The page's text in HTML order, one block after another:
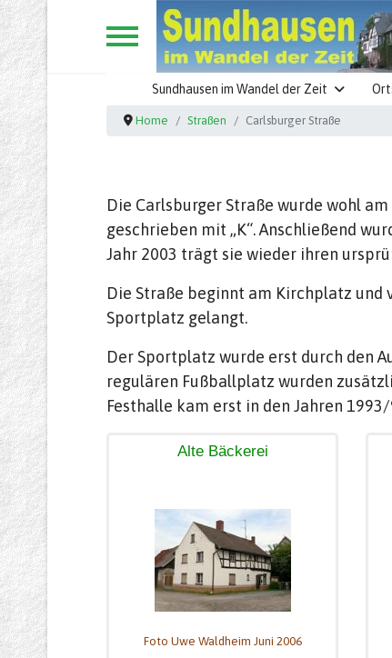
Sundhausen im Wandel der Zeit
Home Straßen Carlsburger Straße
Die Carlsburger Straße wurde wohl
geschrieben mit „K“. Anschließend
Jahr 2003 trägt sie wieder ihren
Die Straße beginnt am Kirchplatz und
Sportplatz gelangt.
Der Sportplatz wurde erst durch den
regulären Fußballplatz wurden
Festhalle kam erst in den Jahren
Alte Bäckerei
Foto Uwe Waldheim Juni 2006